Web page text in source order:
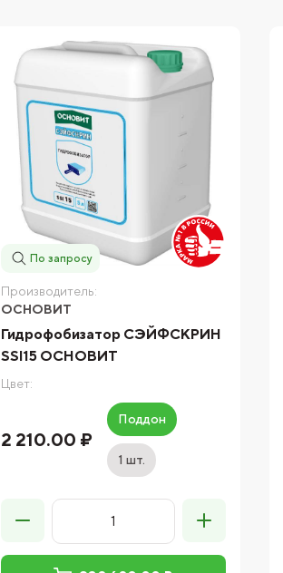
По запросу
Производитель:
ОСНОВИТ
Гидрофобизатор СЭЙФСКРИН
SSl15 ОСНОВИТ
Цвет:
2 210.00 ₽
Поддон
1 шт.